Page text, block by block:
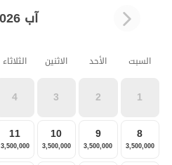
آب 2026
السبت الأحد الاثنين الثلاثاء
1
2
3
4
8
3,500,000
9
3,500,000
10
3,500,000
11
3,500,000